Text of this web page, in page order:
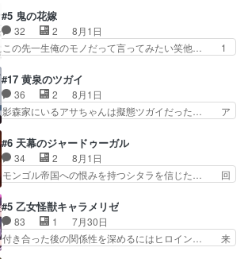
んの距離感おかしいね(*´… 糸と源ははよ好きお
うとると言わんかい！引… ショウくんと対等に話
すためにゲームをする…
取り戻し正式に探偵事務所で働き始め… ポワロ、
元ネタを解説して原作に誘導するの… くれあさん
の探偵としての初事件にしてちょ… ・急にクイズ
番組が始まったw・妖精ウソノ… るるかの助手だ
の！？クレアさん探偵すぎ… 突然のポアロクイズ
は草なんよ。んで、あん… 今回からついにくれあ
が探偵事務所の仲間に…
#5 鬼の花嫁
32 2
8月1日
この先一生俺のモノだって言ってみたい笑他… 1
さん柚子に18年分の誕生日プレゼント… 柚子は
鬼龍院家から初めて学校に通う事にな… プレゼン
ト攻撃ヤバすぎるwwwヴァイオレ… 玲夜さまサ
プライズの、これまでの柚子ちゃ… 玲夜から柚子
んへ…もう中学生な… 梅原の人が18歳になるま
での誕生プレゼン… なよなよした男（cv石田彰）
梅ちゃんがた…
#17 黄泉のツガイ
36 2
8月1日
影森家にいるアサちゃんは擬態ツガイだった… ア
にアサはいなかった逆にガブちゃんはい… 影森の
当主が際限なくツガイを増やせるのに… 今回はも
うガブちゃんさんの悲鳴にも似た怒… ユルと戦っ
た時から伏線が張られていたのが… しかしアサ
い筈のガブちゃん、アキオの… 色々とひっかけが
あって、最終的に嫌な終わ… ゴンゾウが従える大
量のツガイに何事かと思…
#6 天幕のジャードゥーガル
34 2
8月1日
モンゴル帝国への恨みを持つシタラを信じた… 回
タイの妃になってもその心は晴れず、モ… ドレゲ
ネの過去、宝石だった彼女が人になり… ドレゲネ
の過去、、辛かった、、あのジャタ… 年上旦那が
良い人でも、女は宝石でただ笑っ… ダイルの儀式
#5 乙女怪獣キャラメリゼ
83 1
7月30日
付き合った後の関係性を深めるにはヒロイン… 来